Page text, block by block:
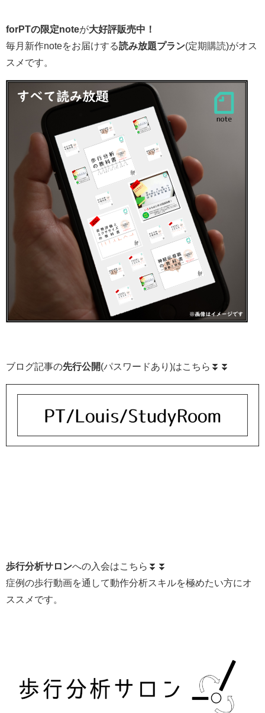
forPTの限定noteが大好評販売中！
毎月新作noteをお届けする読み放題プラン(定期購読)がオス
スメです。
ブログ記事の先行公開(パスワードあり)はこちら⏬⏬
歩行分析サロンへの入会はこちら⏬⏬
症例の歩行動画を通して動作分析スキルを極めたい方にオ
ススメです。